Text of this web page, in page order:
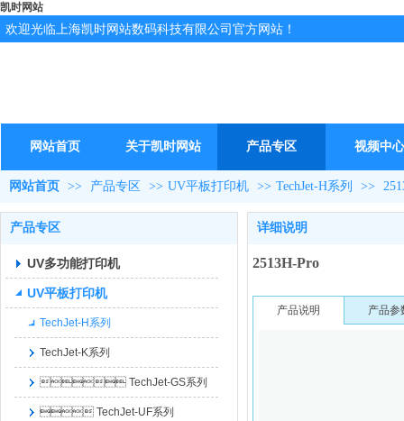
凯时网站
欢迎光临上海凯时网站数码科技有限公司官方网站！
网站首页 关于凯时网站 产品专区 视频中心
网站首页 >> 产品专区 >> UV平板打印机 >> TechJet-H系列 >>
产品专区
UV多功能打印机
UV平板打印机
TechJet-H系列
TechJet-K系列
 TechJet-GS系列
 TechJet-UF系列
详细说明
2513H-Pro
产品说明 产品参